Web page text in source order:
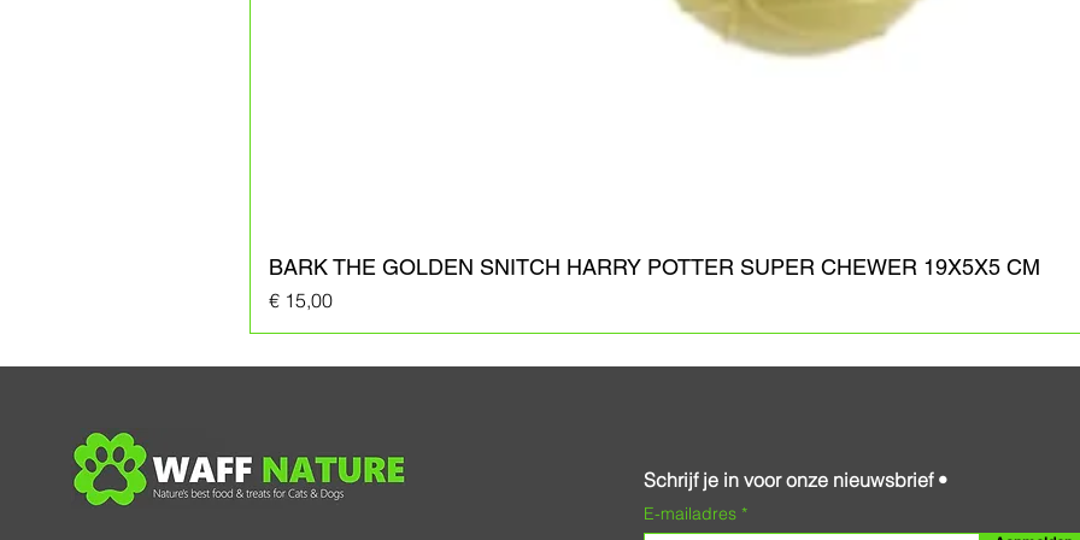
BARK THE GOLDEN SNITCH HARRY POTTER SUPER CHEWER 19X5X5 CM
Prijs
€ 15,00
Schrijf je in voor onze nieuwsbrief •
E-mailadres